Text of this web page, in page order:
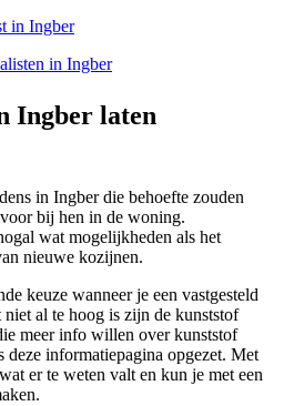
in Ingber
in Ingber
Ingber laten
in Ingber die behoefte zouden
bij hen in de woning.
wat mogelijkheden als het
nieuwe kozijnen.
keuze wanneer je een vastgesteld
al te hoog is zijn de kunststof
meer info willen over kunststof
informatiepagina opgezet. Met
er te weten valt en kun je met een